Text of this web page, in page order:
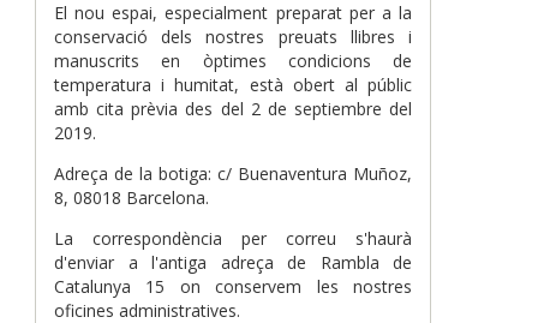
El nou espai, especialment preparat per a la
conservació dels nostres preuats llibres i
manuscrits en òptimes condicions de
temperatura i humitat, està obert al públic
amb cita prèvia des del 2 de septiembre del
2019.
Adreça de la botiga: c/ Buenaventura Muñoz,
8, 08018 Barcelona.
La correspondència per correu s'haurà
d'enviar a l'antiga adreça de Rambla de
Catalunya 15 on conservem les nostres
oficines administratives.